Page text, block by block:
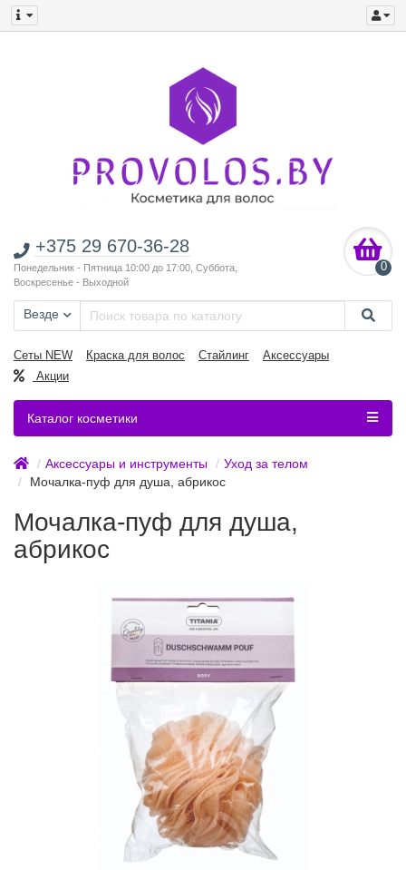
+375 29 670-36-28
Понедельник - Пятница 10:00 до 17:00, Суббота,
Воскресенье - Выходной
0
Везде
Сеты NEW Краска для волос Стайлинг
Аксессуары
Акции
Каталог косметики
Аксессуары и инструменты
Уход за телом
Мочалка-пуф для душа, абрикос
Мочалка-пуф для душа,
абрикос